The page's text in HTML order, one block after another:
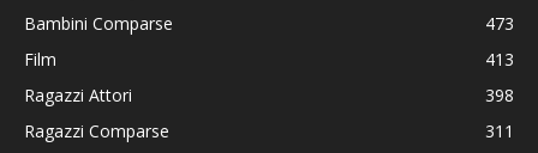
Bambini Comparse
473
Film
413
Ragazzi Attori
398
Ragazzi Comparse
311